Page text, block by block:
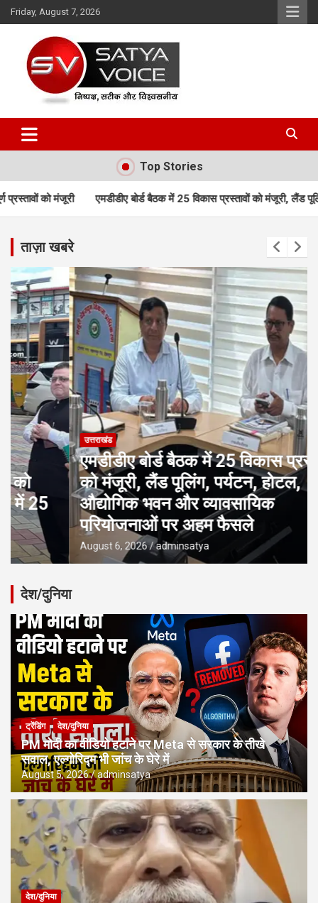
Skip
to
Friday, August 7, 2026
Satya Voice
Top Stories
बोर्ड बैठक में 25 विकास प्रस्तावों को मंजूरी, लैंड पूलिंग, पर्यटन, होटल,
ताज़ा खबरे
उत्तराखंड
एमडीडीए बोर्ड बैठक में 25 विकास प्रस्तावों
को मंजूरी, लैंड पूलिंग, पर्यटन, होटल,
औद्योगिक भवन और व्यावसायिक
परियोजनाओं पर अहम फैसले
August 6, 2026 adminsatya
देश/दुनिया
ट्रेंडिंग देश/दुनिया
PM मोदी का वीडियो हटाने पर Meta से सरकार के तीखे
सवाल, एल्गोरिद्म भी जांच के घेरे में
August 5, 2026 adminsatya
देश/दुनिया